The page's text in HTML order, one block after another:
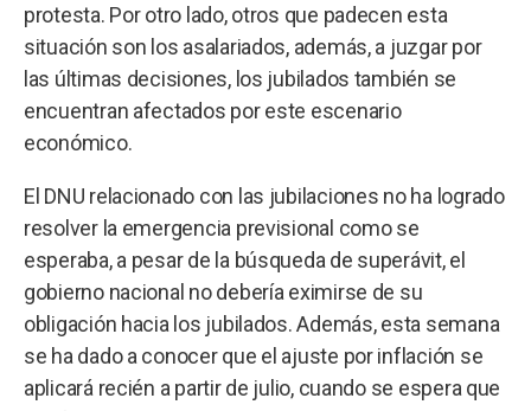
protesta. Por otro lado, otros que padecen esta
situación son los asalariados, además, a juzgar por
las últimas decisiones, los jubilados también se
encuentran afectados por este escenario
económico.
El DNU relacionado con las jubilaciones no ha logrado
resolver la emergencia previsional como se
esperaba, a pesar de la búsqueda de superávit, el
gobierno nacional no debería eximirse de su
obligación hacia los jubilados. Además, esta semana
se ha dado a conocer que el ajuste por inflación se
aplicará recién a partir de julio, cuando se espera que